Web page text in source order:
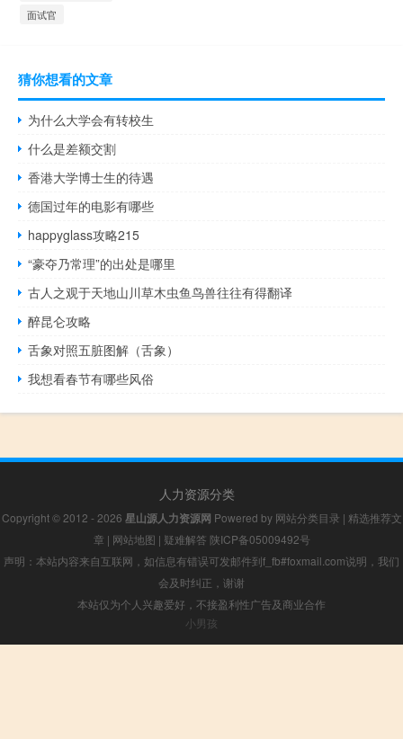
面试官
猜你想看的文章
为什么大学会有转校生
什么是差额交割
香港大学博士生的待遇
德国过年的电影有哪些
happyglass攻略215
“豪夺乃常理”的出处是哪里
古人之观于天地山川草木虫鱼鸟兽往往有得翻译
醉昆仑攻略
舌象对照五脏图解（舌象）
我想看春节有哪些风俗
人力资源分类
Copyright © 2012 - 2026 星山源人力资源网 Powered by 网站分类目录 | 精选推荐文
章 | 网站地图 | 疑难解答 陕ICP备05009492号
声明：本站内容来自互联网，如信息有错误可发邮件到f_fb#foxmail.com说明，我们
会及时纠正，谢谢
本站仅为个人兴趣爱好，不接盈利性广告及商业合作
小男孩